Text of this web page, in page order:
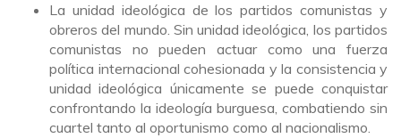
La unidad ideológica de los partidos comunistas y
obreros del mundo. Sin unidad ideológica, los partidos
comunistas no pueden actuar como una fuerza
política internacional cohesionada y la consistencia y
unidad ideológica únicamente se puede conquistar
confrontando la ideología burguesa, combatiendo sin
cuartel tanto al oportunismo como al nacionalismo.